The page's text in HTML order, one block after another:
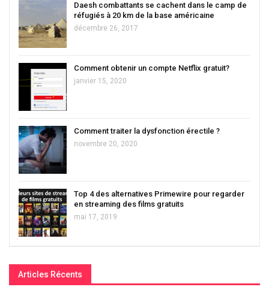
Daesh combattants se cachent dans le camp de
réfugiés à 20 km de la base américaine
décembre 26, 2017
Comment obtenir un compte Netflix gratuit?
janvier 15, 2020
Comment traiter la dysfonction érectile ?
novembre 20, 2020
Top 4 des alternatives Primewire pour regarder
en streaming des films gratuits
mai 17, 2019
Articles Récents